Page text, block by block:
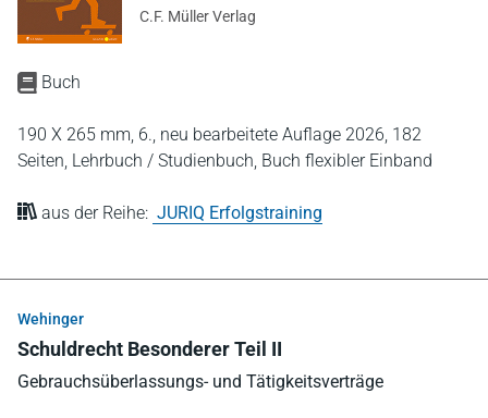
Buch
190 X 265 mm, 6., neu bearbeitete Auflage 2026, 182
Seiten, Lehrbuch / Studienbuch, Buch flexibler Einband
aus der Reihe: JURIQ Erfolgstraining
C.F. Müller Verlag
Wehinger
Schuldrecht Besonderer Teil II
Gebrauchsüberlassungs- und Tätigkeitsverträge